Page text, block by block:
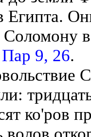
Египта.
9, 26.
ко'ров